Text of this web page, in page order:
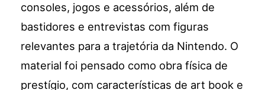
consoles, jogos e acessórios, além de
bastidores e entrevistas com figuras
relevantes para a trajetória da Nintendo. O
material foi pensado como obra física de
prestígio, com características de art book e